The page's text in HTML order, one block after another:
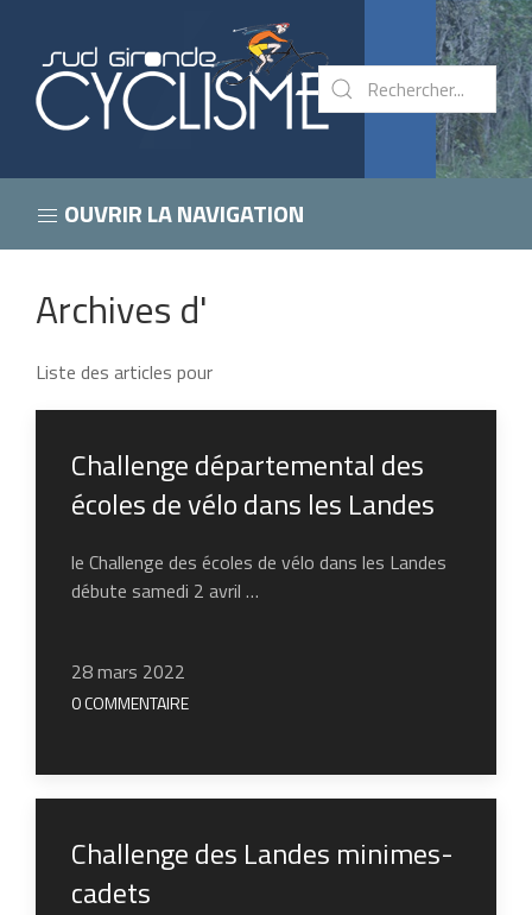
OUVRIR LA NAVIGATION
Archives d'
Liste des articles pour
Challenge départemental des
écoles de vélo dans les Landes
le Challenge des écoles de vélo dans les Landes
débute samedi 2 avril …
28 mars 2022
0 COMMENTAIRE
Challenge des Landes minimes-
cadets